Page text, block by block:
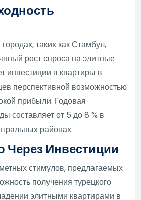
таких как Стамбул,
рост спроса на элитные
инвестиции в квартиры в
перспективной возможностью
прибыли. Годовая
составляет от 5 до 8 % в
районах.
Через Инвестиции
стимулов, предлагаемых
получения турецкого
элитными квартирами в